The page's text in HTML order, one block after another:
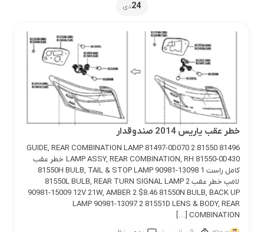
24دی
خطر عقب یاریس 2014 صندوقدار
81496 GUIDE, REAR COMBINATION LAMP 81497-0D070 2 81550
LAMP ASSY, REAR COMBINATION, RH 81550-0D430 خطر عقب
کامل راست 1 81550H BULB, TAIL & STOP LAMP 90981-13098
لامپ خطر عقب 2 81550L BULB, REAR TURN SIGNAL LAMP
90981-15009 12V 21W, AMBER 2 $8.46 81550N BULB, BACK UP
LAMP 90981-13097 2 81551D LENS & BODY, REAR
COMBINATION […]